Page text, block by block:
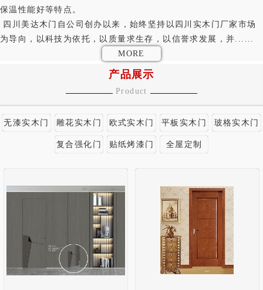
保温性能好等特点。
四川美达木门自公司创办以来，始终坚持以四川实木门厂家市场
为导向，以科技为依托，以质量求生存，以信誉求发展，并......
MORE
产品展示
Product
无漆实木门 雕花实木门 欧式实木门 平板实木门 玻格实木门
复合强化门 贴纸烤漆门 全屋定制